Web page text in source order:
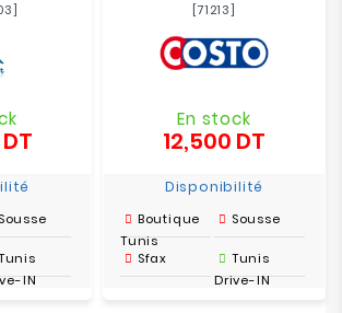
Prix
Sousse
IN
[71213]
En stock
12,500 DT
Disponibilité
Boutique
Tunis
Sousse
Sfax
Tunis
Drive-IN